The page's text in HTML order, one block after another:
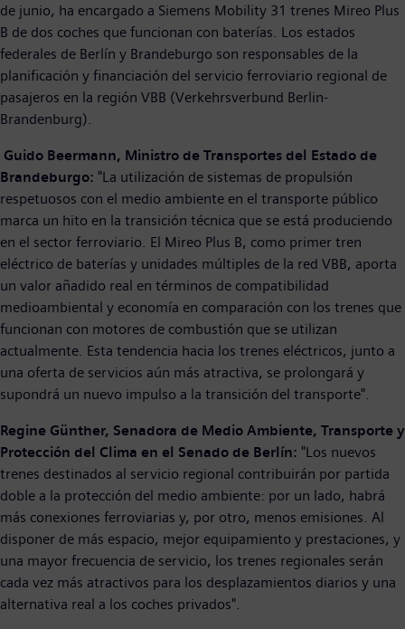
de junio, ha encargado a Siemens Mobility 31 trenes Mireo Plus
B de dos coches que funcionan con baterías. Los estados
federales de Berlín y Brandeburgo son responsables de la
planificación y financiación del servicio ferroviario regional de
pasajeros en la región VBB (Verkehrsverbund Berlin-
Brandenburg).
Guido Beermann, Ministro de Transportes del Estado de
Brandeburgo: "La utilización de sistemas de propulsión
respetuosos con el medio ambiente en el transporte público
marca un hito en la transición técnica que se está produciendo
en el sector ferroviario. El Mireo Plus B, como primer tren
eléctrico de baterías y unidades múltiples de la red VBB, aporta
un valor añadido real en términos de compatibilidad
medioambiental y economía en comparación con los trenes que
funcionan con motores de combustión que se utilizan
actualmente. Esta tendencia hacia los trenes eléctricos, junto a
una oferta de servicios aún más atractiva, se prolongará y
supondrá un nuevo impulso a la transición del transporte".
Regine Günther, Senadora de Medio Ambiente, Transporte y
Protección del Clima en el Senado de Berlín: "Los nuevos
trenes destinados al servicio regional contribuirán por partida
doble a la protección del medio ambiente: por un lado, habrá
más conexiones ferroviarias y, por otro, menos emisiones. Al
disponer de más espacio, mejor equipamiento y prestaciones, y
una mayor frecuencia de servicio, los trenes regionales serán
cada vez más atractivos para los desplazamientos diarios y una
alternativa real a los coches privados".